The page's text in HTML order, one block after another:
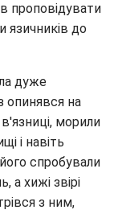
проповідувати
язичників до
дуже
опинявся на
морили
і навіть
спробували
а хижі звірі
з ним,